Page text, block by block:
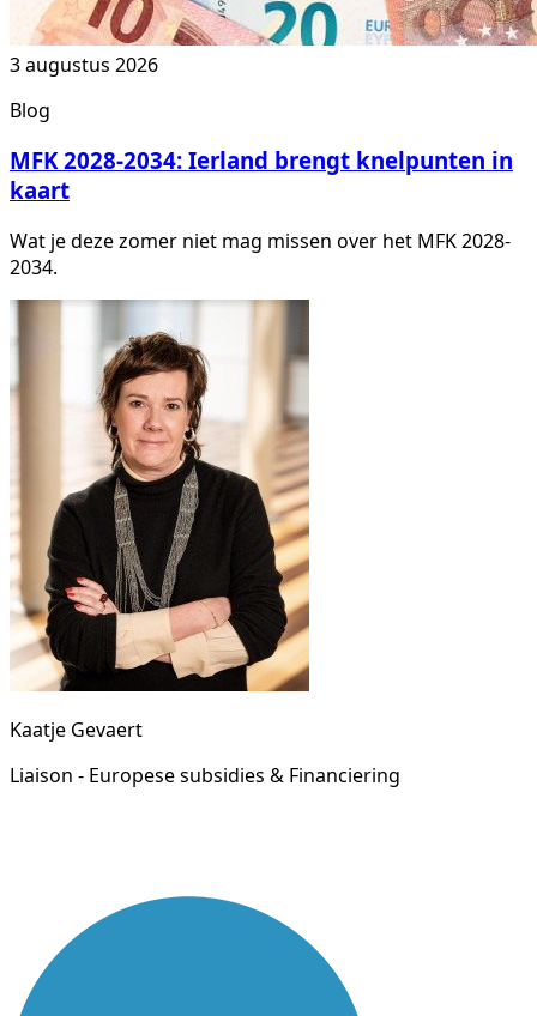
3 augustus 2026
Blog
MFK 2028-2034: Ierland brengt knelpunten in
kaart
Wat je deze zomer niet mag missen over het MFK 2028-
2034.
Kaatje Gevaert
Liaison - Europese subsidies & Financiering